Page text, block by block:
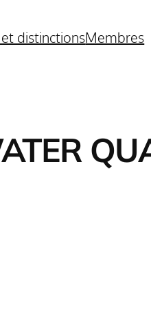
distinctionsMembres